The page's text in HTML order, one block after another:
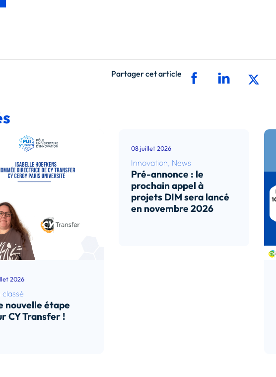
Partager cet article
2026
classé
nouvelle étape
CY Transfer !
08 juillet 2026
Innovation, News
Pré-annonce : le
prochain appel à
projets DIM sera lancé
en novembre 2026